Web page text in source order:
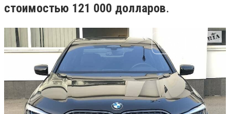
стоимостью 121 000 долларов.